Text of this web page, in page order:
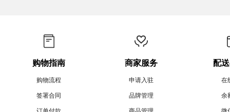
购物指南
购物流程
签署合同
商家服务
申请入驻
品牌管理
配
在
余